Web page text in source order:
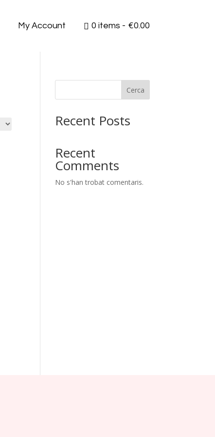
My Account 0 items €0.00
Cerca
Recent Posts
Recent
Comments
No s'han trobat comentaris.